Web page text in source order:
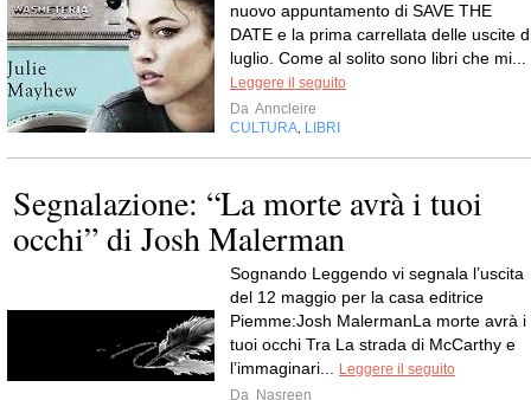
nuovo appuntamento di SAVE THE
DATE e la prima carrellata delle uscite
luglio. Come al solito sono libri che mi...
Leggere il seguito
Da Anncleire
CULTURA, LIBRI
Segnalazione: “La morte avrà i tuoi
occhi” di Josh Malerman
Sognando Leggendo vi segnala l’uscita
del 12 maggio per la casa editrice
Piemme:Josh MalermanLa morte avrà i
tuoi occhi Tra La strada di McCarthy e
l’immaginari... Leggere il seguito
Da Nasreen